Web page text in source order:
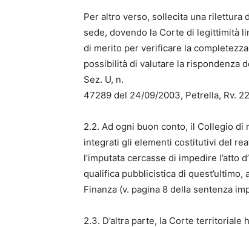
Per altro verso, sollecita una rilettura
sede, dovendo la Corte di legittimità
di merito per verificare la
possibilità di valutare la rispondenza
Sez. U, n.
47289 del 24/09/2003, Petrella, Rv.
2.2. Ad ogni buon conto, il Collegio
integrati gli elementi costitutivi del
l’imputata cercasse di impedire l’atto
qualifica pubblicistica di
Finanza (v. pagina 8 della sentenza
2.3. D’altra parte, la Corte